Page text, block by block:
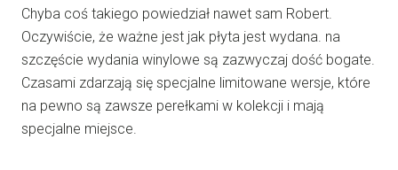
Chyba coś takiego powiedział nawet sam Robert.
Oczywiście, że ważne jest jak płyta jest wydana. na
szczęście wydania winylowe są zazwyczaj dość bogate.
Czasami zdarzają się specjalne limitowane wersje, które
na pewno są zawsze perełkami w kolekcji i mają
specjalne miejsce.